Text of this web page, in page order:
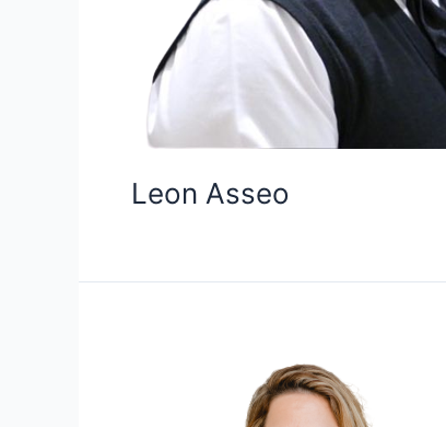
Leon Asseo